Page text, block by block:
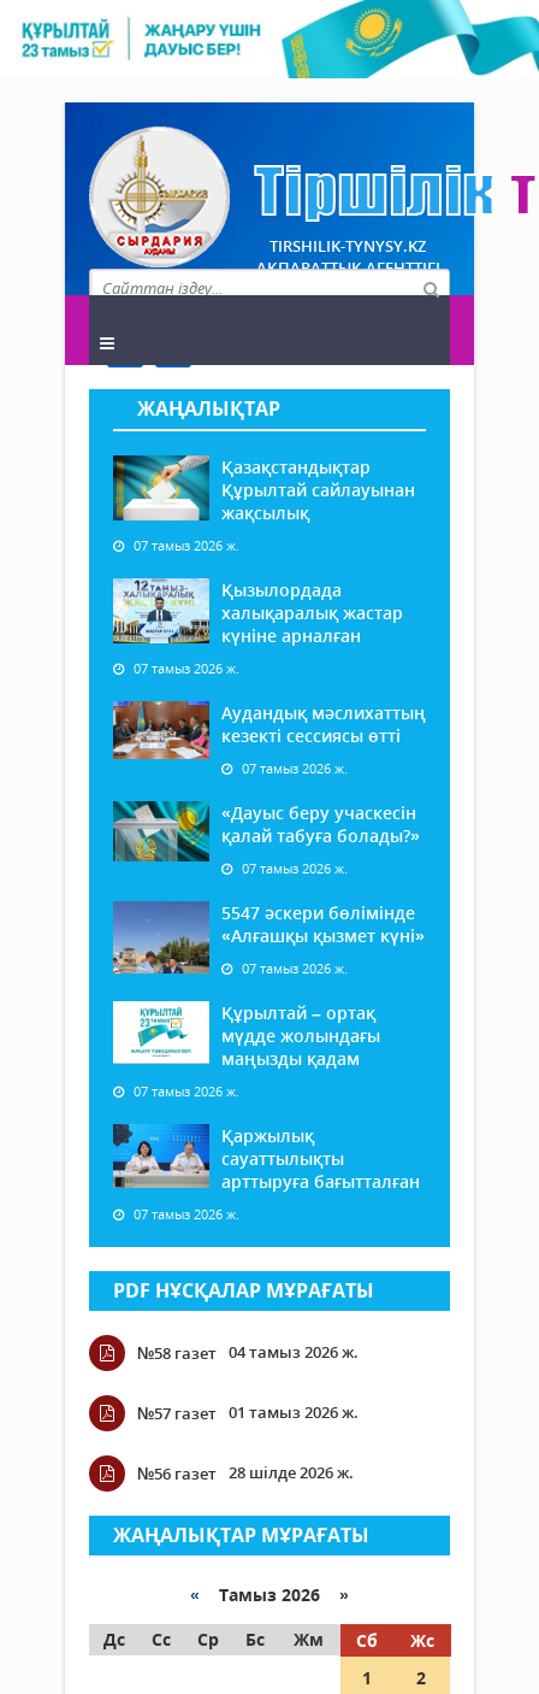
TIRSHILIK-TYNYSY.KZ
АҚПАРАТТЫҚ АГЕНТТІГІ
ЖАҢАЛЫҚТАР
Қазақстандықтар
Құрылтай сайлауынан
жақсылық
07 тамыз 2026 ж.
Қызылордада
халықаралық жастар
күніне арналған
07 тамыз 2026 ж.
Аудандық мәслихаттың
кезекті сессиясы өтті
07 тамыз 2026 ж.
«Дауыс беру учаскесін
қалай табуға болады?»
07 тамыз 2026 ж.
5547 әскери бөлімінде
«Алғашқы қызмет күні»
07 тамыз 2026 ж.
Құрылтай – ортақ
мүдде жолындағы
маңызды қадам
07 тамыз 2026 ж.
Қаржылық
сауаттылықты
арттыруға бағытталған
07 тамыз 2026 ж.
PDF НҰСҚАЛАР МҰРАҒАТЫ
№58 газет 04 тамыз 2026 ж.
№57 газет 01 тамыз 2026 ж.
№56 газет 28 шілде 2026 ж.
ЖАҢАЛЫҚТАР МҰРАҒАТЫ
« Тамыз 2026 »
Дс
Сс Ср Бс Жм Сб
Жс
1
2